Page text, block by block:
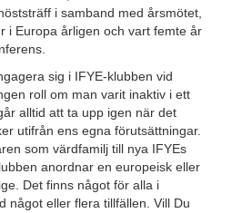
i samband med årsmötet,
i Europa årligen och vart femte år
sig i IFYE-klubben vid
roll om man varit inaktiv i ett
alltid att ta upp igen när det
utifrån ens egna förutsättningar.
som värdfamilj till nya IFYEs
anordnar en europeisk eller
Det finns något för alla i
något eller flera tillfällen. Vill Du